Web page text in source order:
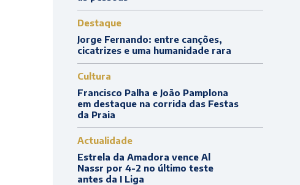
Destaque
Jorge Fernando: entre canções,
cicatrizes e uma humanidade rara
Cultura
Francisco Palha e João Pamplona
em destaque na corrida das Festas
da Praia
Actualidade
Estrela da Amadora vence Al
Nassr por 4-2 no último teste
antes da I Liga